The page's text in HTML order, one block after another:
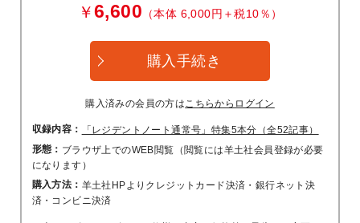
￥6,600 （本体 6,000円＋税10％）
購入手続き
購入済みの会員の方はこちらからログイン
収録内容：
「レジデントノート通常号」特集5本分（全52記事）
形態： ブラウザ上でのWEB閲覧（閲覧には羊土社会員登録が必要
になります）
購入方法： 羊土社HPよりクレジットカード決済・銀行ネット決
済・コンビニ決済